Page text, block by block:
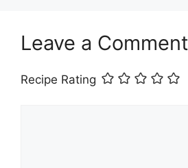
Leave a Comment
Recipe Rating